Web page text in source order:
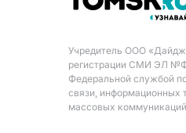
Учредитель ООО
регистрации СМИ ЭЛ
Федеральной службой
связи, информационных
массовых коммуникаций